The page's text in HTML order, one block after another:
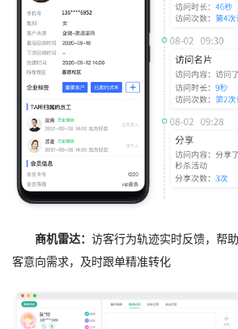
商机雷达：访客行为轨迹实时反馈，帮
客意向需求，及时跟单精准转化